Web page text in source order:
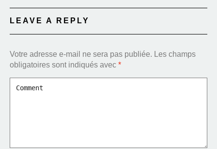
LEAVE A REPLY
Votre adresse e-mail ne sera pas publiée. Les champs
obligatoires sont indiqués avec *